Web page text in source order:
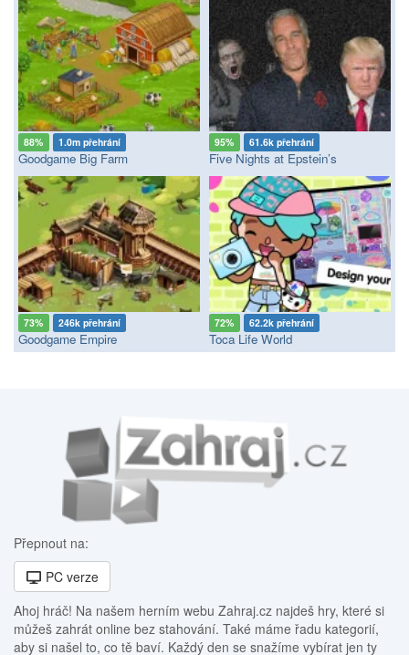
88% 1.0m přehrání
Goodgame Big Farm
95% 61.6k přehrání
Five Nights at Epstein’s
73% 246k přehrání
Goodgame Empire
72% 62.2k přehrání
Toca Life World
Přepnout na:
PC verze
Ahoj hráč! Na našem herním webu Zahraj.cz najdeš hry, které si
můžeš zahrát online bez stahování. Také máme řadu kategorií,
aby si našel to, co tě baví. Každý den se snažíme vybírat jen ty